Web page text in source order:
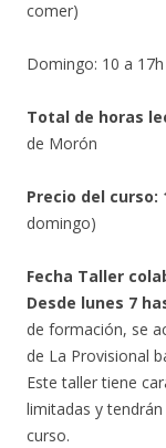
comer)
Domingo: 10 a
Total de horas
de Morón
Precio del curso:
domingo)
Fecha Taller
Desde lunes 7
de formación, se
de La Provisional
Este taller tiene
limitadas y
curso.